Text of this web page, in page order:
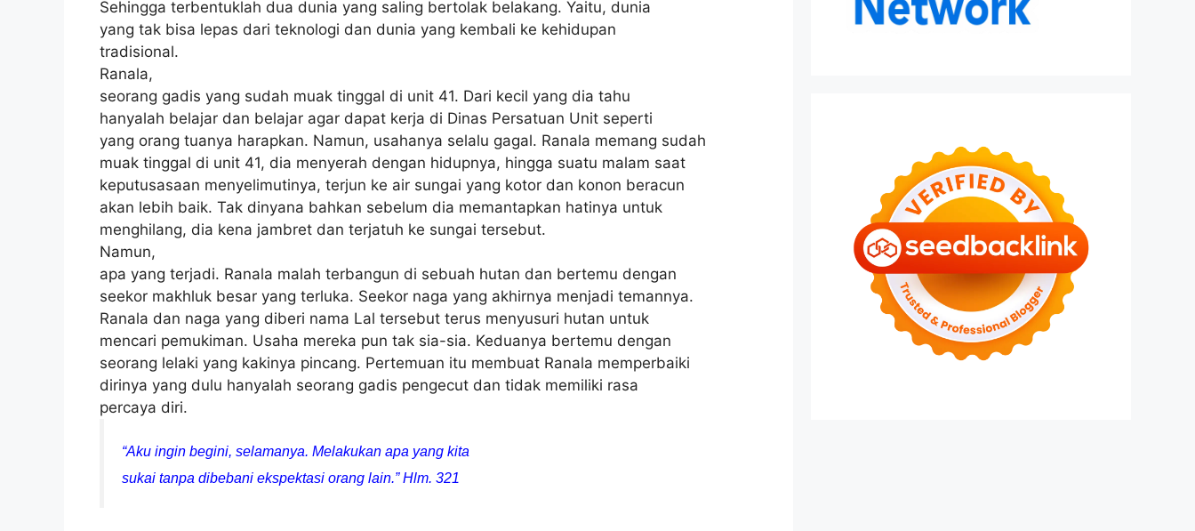
Sehingga terbentuklah dua dunia yang saling bertolak belakang. Yaitu, dunia
yang tak bisa lepas dari teknologi dan dunia yang kembali ke kehidupan
tradisional.
Ranala,
seorang gadis yang sudah muak tinggal di unit 41. Dari kecil yang dia tahu
hanyalah belajar dan belajar agar dapat kerja di Dinas Persatuan Unit seperti
yang orang tuanya harapkan. Namun, usahanya selalu gagal. Ranala memang sudah
muak tinggal di unit 41, dia menyerah dengan hidupnya, hingga suatu malam saat
keputusasaan menyelimutinya, terjun ke air sungai yang kotor dan konon beracun
akan lebih baik. Tak dinyana bahkan sebelum dia memantapkan hatinya untuk
menghilang, dia kena jambret dan terjatuh ke sungai tersebut.
Namun,
apa yang terjadi. Ranala malah terbangun di sebuah hutan dan bertemu dengan
seekor makhluk besar yang terluka. Seekor naga yang akhirnya menjadi temannya.
Ranala dan naga yang diberi nama Lal tersebut terus menyusuri hutan untuk
mencari pemukiman. Usaha mereka pun tak sia-sia. Keduanya bertemu dengan
seorang lelaki yang kakinya pincang. Pertemuan itu membuat Ranala memperbaiki
dirinya yang dulu hanyalah seorang gadis pengecut dan tidak memiliki rasa
percaya diri.
“Aku ingin begini, selamanya. Melakukan apa yang kita
sukai tanpa dibebani ekspektasi orang lain.” Hlm. 321